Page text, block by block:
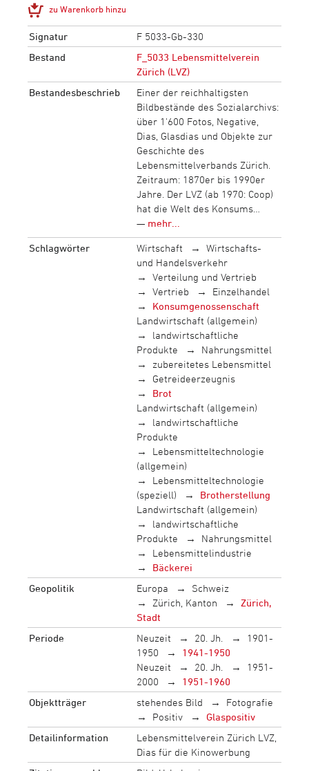
zu Warenkorb hinzu
Signatur
F 5033-Gb-330
Bestand
F_5033 Lebensmittelverein
Zürich (LVZ)
Bestandesbeschrieb
Einer der reichhaltigsten
Bildbestände des Sozialarchivs:
über 1‘600 Fotos, Negative,
Dias, Glasdias und Objekte zur
Geschichte des
Lebensmittelverbands Zürich.
Zeitraum: 1870er bis 1990er
Jahre. Der LVZ (ab 1970: Coop)
hat die Welt des Konsums…
— mehr...
Schlagwörter Wirtschaft
Wirtschafts-
und Handelsverkehr
Verteilung und Vertrieb
Vertrieb
Einzelhandel
Konsumgenossenschaft
Landwirtschaft (allgemein)
landwirtschaftliche
Produkte
Nahrungsmittel
zubereitetes Lebensmittel
Getreideerzeugnis
Brot
Landwirtschaft (allgemein)
landwirtschaftliche
Produkte
Lebensmitteltechnologie
(allgemein)
Lebensmitteltechnologie
(speziell)
Brotherstellung
Landwirtschaft (allgemein)
landwirtschaftliche
Produkte
Nahrungsmittel
Lebensmittelindustrie
Bäckerei
Geopolitik
Europa
Schweiz
Zürich, Kanton
Zürich,
Stadt
Periode
Neuzeit 20. Jh.
1901-
1950
1941-1950
Neuzeit
20. Jh.
1951-
2000
1951-1960
Objektträger
stehendes Bild
Fotografie
Positiv
Glaspositiv
Detailinformation
Lebensmittelverein Zürich LVZ,
Dias für die Kinowerbung